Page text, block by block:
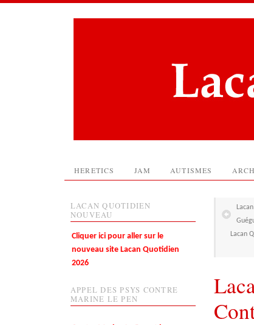
HERETICS JAM AUTISMES
Lacan
LACAN QUOTIDIEN
NOUVEAU
Cliquer ici pour aller sur le
nouveau site Lacan Quotidien
2026
APPEL DES PSYS CONTRE
MARINE LE PEN